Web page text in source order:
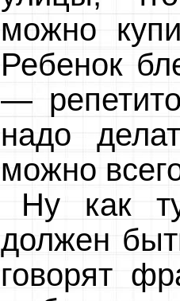
можно
Ребенок
—
надо
можно
Ну как
должен
говорят